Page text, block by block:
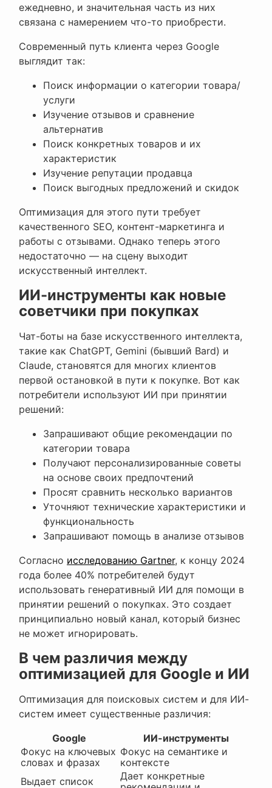
ежедневно, и значительная часть из них
связана с намерением что-то приобрести.
Современный путь клиента через Google
выглядит так:
Поиск информации о категории товара/
услуги
Изучение отзывов и сравнение
альтернатив
Поиск конкретных товаров и их
характеристик
Изучение репутации продавца
Поиск выгодных предложений и скидок
Оптимизация для этого пути требует
качественного SEO, контент-маркетинга и
работы с отзывами. Однако теперь этого
недостаточно — на сцену выходит
искусственный интеллект.
ИИ-инструменты как новые
советчики при покупках
Чат-боты на базе искусственного интеллекта,
такие как ChatGPT, Gemini (бывший Bard) и
Claude, становятся для многих клиентов
первой остановкой в пути к покупке. Вот как
потребители используют ИИ при принятии
решений:
Запрашивают общие рекомендации по
категории товара
Получают персонализированные советы
на основе своих предпочтений
Просят сравнить несколько вариантов
Уточняют технические характеристики и
функциональность
Запрашивают помощь в анализе отзывов
Согласно исследованию Gartner, к концу 2024
года более 40% потребителей будут
использовать генеративный ИИ для помощи в
принятии решений о покупках. Это создает
принципиально новый канал, который бизнес
не может игнорировать.
В чем различия между
оптимизацией для Google и ИИ
Оптимизация для поисковых систем и для ИИ-
систем имеет существенные различия:
Google
ИИ-инструменты
Фокус на ключевых
словах и фразах
Фокус на семантике и
контексте
Выдает список
Дает конкретные